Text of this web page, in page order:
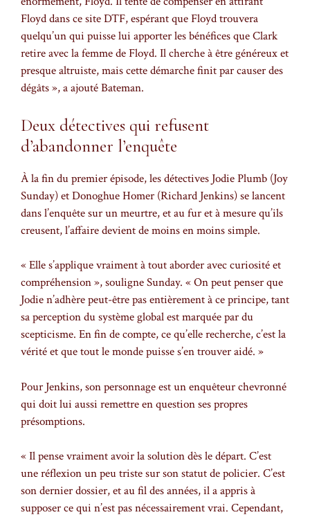
Floyd dans ce site DTF, espérant que Floyd trouvera
quelqu’un qui puisse lui apporter les bénéfices que Clark
retire avec la femme de Floyd. Il cherche à être généreux et
presque altruiste, mais cette démarche finit par causer des
dégâts », a ajouté Bateman.
Deux détectives qui refusent
d’abandonner l’enquête
À la fin du premier épisode, les détectives Jodie Plumb (Joy
Sunday) et Donoghue Homer (Richard Jenkins) se lancent
dans l’enquête sur un meurtre, et au fur et à mesure qu’ils
creusent, l’affaire devient de moins en moins simple.
« Elle s’applique vraiment à tout aborder avec curiosité et
compréhension », souligne Sunday. « On peut penser que
Jodie n’adhère peut-être pas entièrement à ce principe, tant
sa perception du système global est marquée par du
scepticisme. En fin de compte, ce qu’elle recherche, c’est la
vérité et que tout le monde puisse s’en trouver aidé. »
Pour Jenkins, son personnage est un enquêteur chevronné
qui doit lui aussi remettre en question ses propres
présomptions.
« Il pense vraiment avoir la solution dès le départ. C’est
une réflexion un peu triste sur son statut de policier. C’est
son dernier dossier, et au fil des années, il a appris à
supposer ce qui n’est pas nécessairement vrai. Cependant,